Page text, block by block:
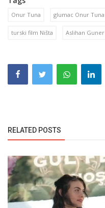
Onur Tuna glumac Onur Tuna
turski film Ništa Aslihan Guner
RELATED POSTS